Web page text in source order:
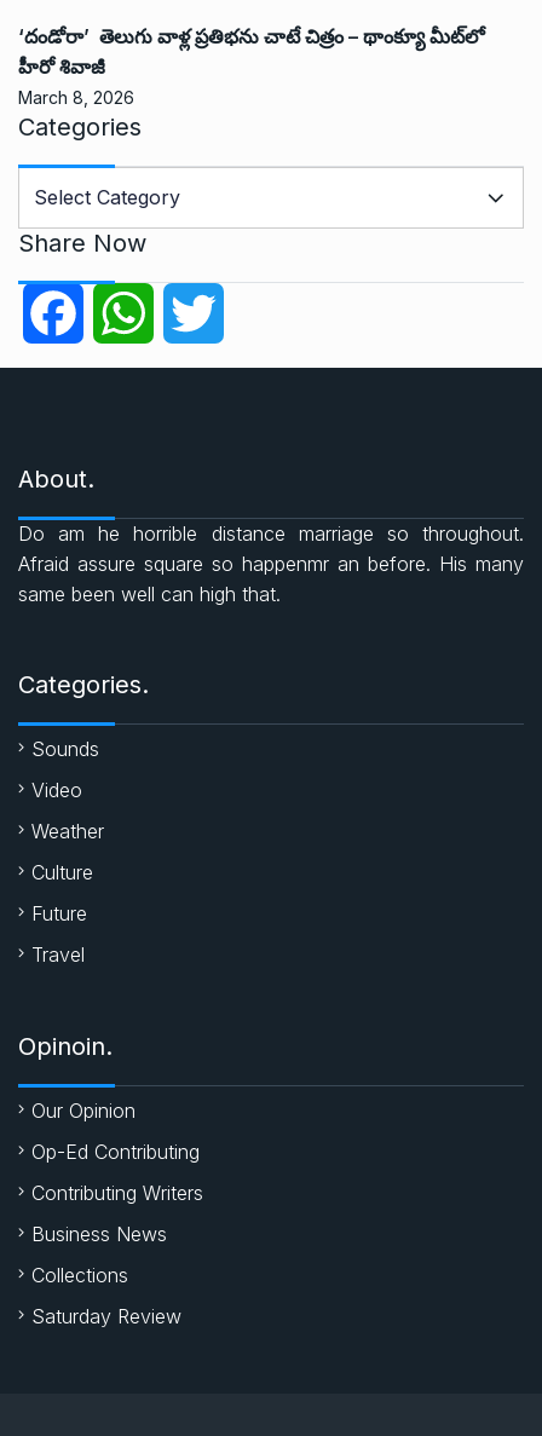
‘దండోరా’ తెలుగు వాళ్ల ప్రతిభను చాటే చిత్రం – థాంక్యూ మీట్‌లో
హీరో శివాజీ
March 8, 2026
Categories
t
o
Share Now
a
e
b
o
k
W
h
s
w
t
About.
Do am he horrible distance marriage so throughout.
Afraid assure square so happenmr an before. His many
same been well can high that.
Categories.
Sounds
Video
Weather
Culture
Future
Travel
Opinoin.
Our Opinion
Op-Ed Contributing
Contributing Writers
Business News
Collections
Saturday Review